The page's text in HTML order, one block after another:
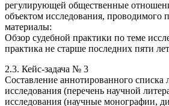
регулирующей общественные
объектом исследования, проводимого
материалы:
Обзор судебной практики по теме
практика не старше последних пяти
2.3. Кейс-задача № 3
Составление аннотированного списка
исследования (перечень научной
исследования (научные монографии,